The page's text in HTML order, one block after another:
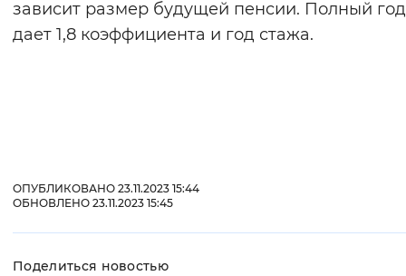
зависит размер будущей пенсии. Полный год
дает 1,8 коэффициента и год стажа.
ОПУБЛИКОВАНО 23.11.2023 15:44
ОБНОВЛЕНО 23.11.2023 15:45
Поделиться новостью